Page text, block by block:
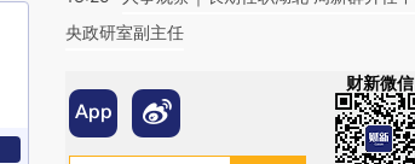
央政研室副主任
财新微信